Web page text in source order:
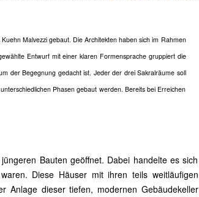
Kuehn Malvezzi gebaut. Die Architekten haben sich im Rahmen
Entwurf mit einer klaren Formensprache gruppiert die
der Begegnung gedacht ist. Jeder der drei Sakralräume soll
Phasen gebaut werden. Bereits bei Erreichen
Bauten geöffnet. Dabei handelte es sich
Diese Häuser mit ihren teils weitläufigen
Anlage dieser tiefen, modernen Gebäudekeller